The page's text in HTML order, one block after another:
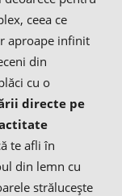
ceea ce
aproape infinit
din
cu o
directe pe
te afli în
din lemn cu
strălucește